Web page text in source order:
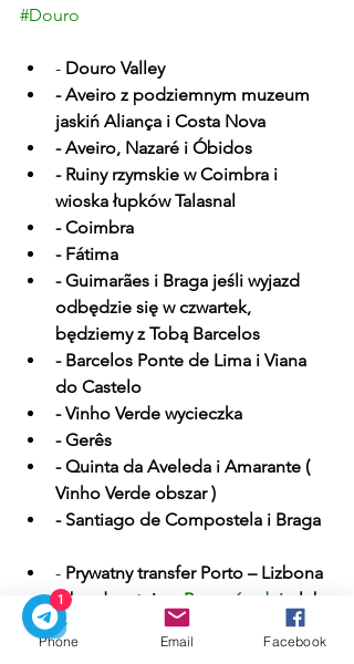
#Douro
- Douro Valley
- Aveiro z podziemnym muzeum
jaskiń Aliança i Costa Nova
- Aveiro, Nazaré i Óbidos
- Ruiny rzymskie w Coimbra i
wioska łupków Talasnal
- Coimbra
- Fátima
- Guimarães i Braga jeśli wyjazd
odbędzie się w czwartek,
będziemy z Tobą Barcelos
- Barcelos Ponte de Lima i Viana
do Castelo
- Vinho Verde wycieczka
- Gerês
- Quinta da Aveleda i Amarante (
Vinho Verde obszar )
- Santiago de Compostela i Braga
- Prywatny transfer Porto – Lizbona
lub odwrotnie
Bezpośrednio
lub
z przystankami po drodze
- Prywatny transfer Porto – Algarve
Phone Email Facebook
1